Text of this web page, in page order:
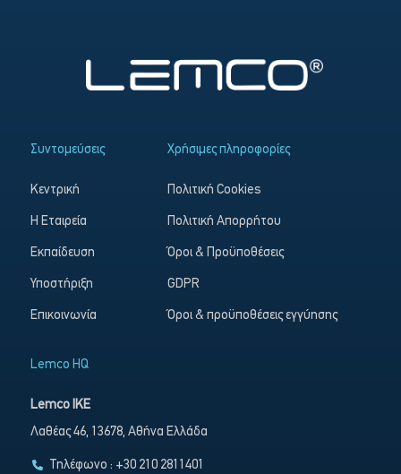
Συντομεύσεις
Κεντρική
Η Εταιρεία
Εκπαίδευση
Υποστήριξη
Επικοινωνία
Χρήσιμες πληροφορίες
Πολιτική Cookies
Πολιτική Απορρήτου
Όροι & Προϋποθέσεις
GDPR
Όροι & προϋποθέσεις εγγύησης
Lemco HQ
Lemco IKE
Λαθέας 46, 13678, Αθήνα Ελλάδα
Τηλέφωνο : +30 210 2811401